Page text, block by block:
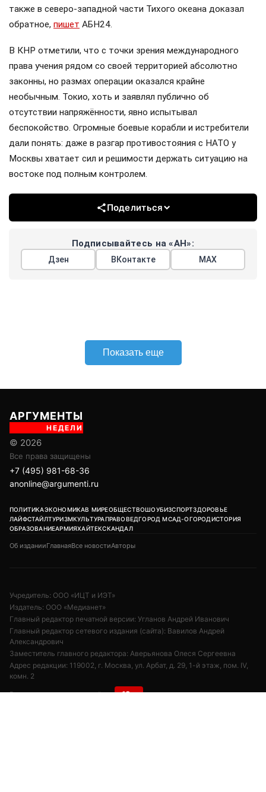
также в северо-западной части Тихого океана доказал
обратное, пишет АБН24.
В КНР отметили, что с точки зрения международного
права учения рядом со своей территорией абсолютно
законны, но размах операции оказался крайне
необычным. Токио, хоть и заявлял публично об
отсутствии напряжённости, явно испытывал
беспокойство. Огромные боевые корабли и истребители
дали понять: даже в разгар противостояния с НАТО у
Москвы хватает сил и решимости держать ситуацию на
востоке под полным контролем.
Поделиться
Подписывайтесь на «АН»:
Дзен ВКонтакте МАХ
Показать еще
АРГУМЕНТЫ
НЕДЕЛИ
© 2026
Все права защищены
+7 (495) 981-68-36
anonline@argumenti.ru
ПОЛИТИКАЭКОНОМИКАВ МИРЕОБЩЕСТВОШОУБИЗСПОРТЗДОРОВЬЕ
ЛАЙФСТАЙЛТУРИЗМКУЛЬТУРАПРАВОВЕДГОРОД МСАД-ОГОРОДИСТОРИЯ
ОБРАЗОВАНИЕАРМИЯХАЙТЕКСКАНДАЛ
Об изданииГлавнаяВсе новостиАвторы
Учредитель: ООО «ИЦТ и ИЭТ»
Издатель: ООО «Медианет»
Главный редактор печатной версии: Угланов Андрей Иванович
Главный редактор сетевого издания (сайта): Вавилов Андрей
Александрович
Заместитель главного редактора: Аверьянова Олеся Сергеевна
Адрес редакции: 119002, г. Москва, ул. Арбат, д. 29, 1-й этаж, пом. IV,
комн. 2
Возрастная категория сайта: 18+